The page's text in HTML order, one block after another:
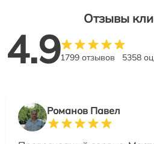
Отзывы
4.91799 отзывов 5358
Романов Павел